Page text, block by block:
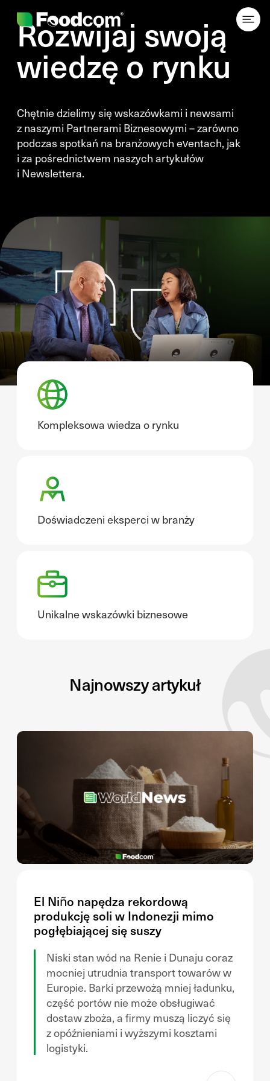
Rozwijaj swoją
wiedzę o rynku
Chętnie dzielimy się wskazówkami i newsami
z naszymi Partnerami Biznesowymi – zarówno
podczas spotkań na branżowych eventach, jak
i za pośrednictwem naszych artykułów
i Newslettera.
Kompleksowa wiedza o rynku
Doświadczeni eksperci w branży
Unikalne wskazówki biznesowe
Najnowszy artykuł
El Niño napędza rekordową
produkcję soli w Indonezji mimo
pogłębiającej się suszy
Niski stan wód na Renie i Dunaju coraz
mocniej utrudnia transport towarów w
Europie. Barki przewożą mniej ładunku,
część portów nie może obsługiwać
dostaw zboża, a firmy muszą liczyć się
z opóźnieniami i wyższymi kosztami
logistyki.